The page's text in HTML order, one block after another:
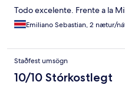
Todo excelente. Frente a la
Emiliano Sebastian, 2 nætur/
Staðfest umsögn
10/10 Stórkostlegt